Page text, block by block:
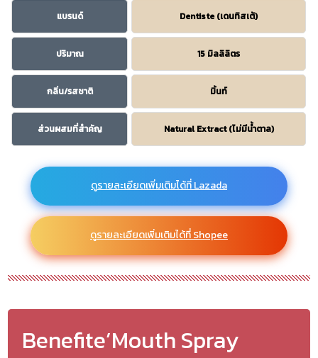
แบรนด์ Dentiste (เดนทิสเต้)
ปริมาณ 15 มิลลิลิตร
กลิ่น/รสชาติ มิ้นท์
ส่วนผสมที่สำคัญ Natural Extract (ไม่มีน้ำตาล)
ดูรายละเอียดเพิ่มเติมได้ที่ Lazada
ดูรายละเอียดเพิ่มเติมได้ที่ Shopee
Benefite’Mouth Spray